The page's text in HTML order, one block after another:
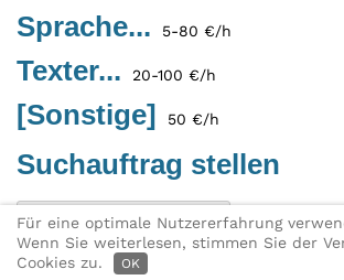
Sprache... 5-80 €/h
Texter... 20-100 €/h
[Sonstige] 50 €/h
Suchauftrag stellen
Eintragung als Freelancer
Diese Seite teilen:
Für eine optimale Nutzererfahrung
Wenn Sie weiterlesen, stimmen Sie der
Cookies zu.
OK